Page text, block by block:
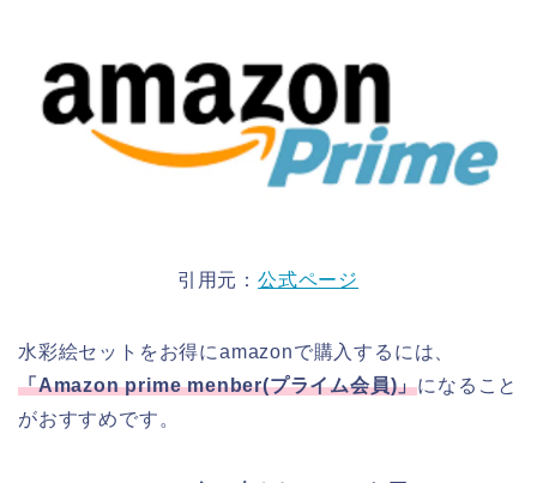
引用元：公式ページ
水彩絵セットをお得にamazonで購入するには、
「Amazon prime menber(プライム会員)」になること
がおすすめです。